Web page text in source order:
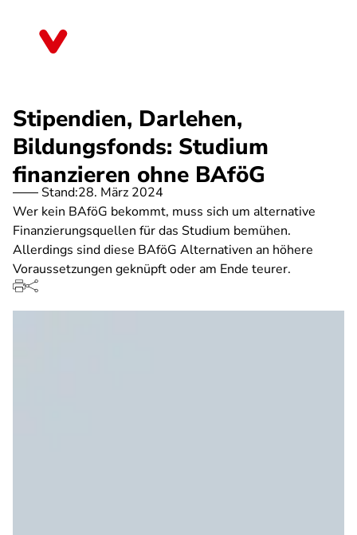
Stipendien, Darlehen,
Bildungsfonds: Studium
finanzieren ohne BAföG
Stand:28. März 2024
Wer kein BAföG bekommt, muss sich um alternative
Finanzierungsquellen für das Studium bemühen.
Allerdings sind diese BAföG Alternativen an höhere
Voraussetzungen geknüpft oder am Ende teurer.